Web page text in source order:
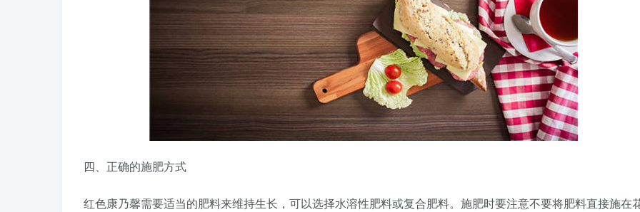
四、正确的施肥方式
红色康乃馨需要适当的肥料来维持生长，可以选择水溶性肥料或复合肥料。施肥时要注意不要将肥料直接施在